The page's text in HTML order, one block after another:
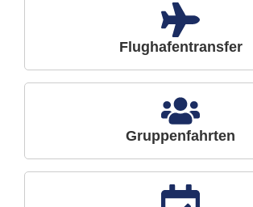
Flughafentransfer
Gruppenfahrten